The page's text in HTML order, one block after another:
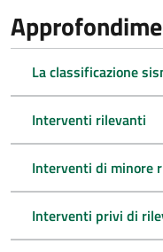
La classificazione
Interventi rilevanti
Interventi di minore
Interventi privi di